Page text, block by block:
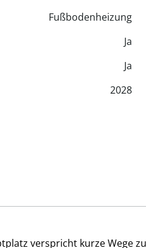
Fußbodenheizung
Ja
Ja
2028
verspricht kurze Wege